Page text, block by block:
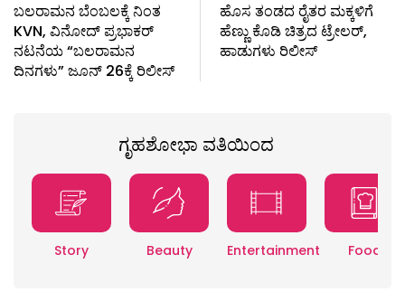
ಬಲರಾಮನ ಬೆಂಬಲಕ್ಕೆ ನಿಂತ
KVN, ವಿನೋದ್ ಪ್ರಭಾಕರ್
ನಟನೆಯ “ಬಲರಾಮನ
ದಿನಗಳು” ಜೂನ್ 26ಕ್ಕೆ ರಿಲೀಸ್
ಹೊಸ ತಂಡದ ರೈತರ ಮಕ್ಕಳಿಗೆ
ಹೆಣ್ಣು ಕೊಡಿ ಚಿತ್ರದ ಟ್ರೇಲರ್,
ಹಾಡುಗಳು ರಿಲೀಸ್
ಗೃಹಶೋಭಾ ವತಿಯಿಂದ
Story Beauty Entertainment Food